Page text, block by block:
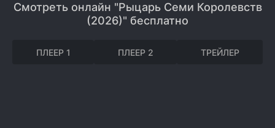
Смотреть онлайн "Рыцарь Семи Королевств
(2026)" бесплатно
ПЛЕЕР 1 ПЛЕЕР 2 ТРЕЙЛЕР